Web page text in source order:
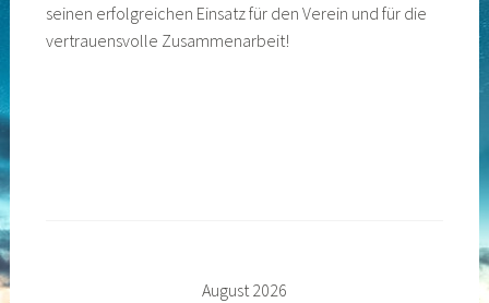
seinen erfolgreichen Einsatz für den Verein und für die
vertrauensvolle Zusammenarbeit!
August 2026